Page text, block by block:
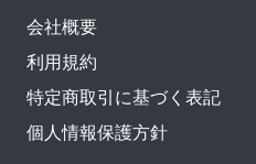
会社概要
利用規約
特定商取引に基づく表記
個人情報保護方針